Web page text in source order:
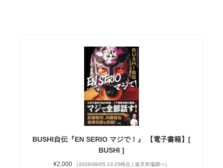
BUSHI自伝『EN SERIO マジで！』 【電子書籍】[
BUSHI ]
¥2,000 （2026/08/05 13:25時点 | 楽天市場調べ）